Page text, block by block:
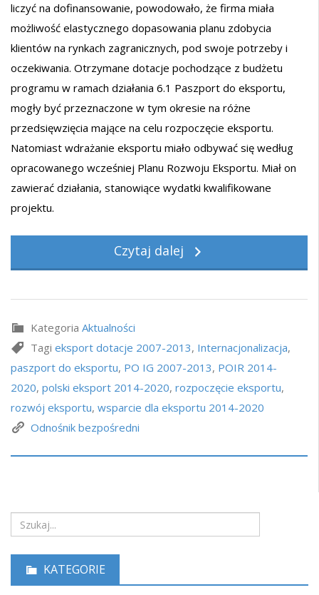
liczyć na dofinansowanie, powodowało, że firma miała
możliwość elastycznego dopasowania planu zdobycia
klientów na rynkach zagranicznych, pod swoje potrzeby i
oczekiwania. Otrzymane dotacje pochodzące z budżetu
programu w ramach działania 6.1 Paszport do eksportu,
mogły być przeznaczone w tym okresie na różne
przedsięwzięcia mające na celu rozpoczęcie eksportu.
Natomiast wdrażanie eksportu miało odbywać się według
opracowanego wcześniej Planu Rozwoju Eksportu. Miał on
zawierać działania, stanowiące wydatki kwalifikowane
projektu.
Czytaj dalej
Kategoria Aktualności
Tagi eksport dotacje 2007-2013, Internacjonalizacja,
paszport do eksportu, PO IG 2007-2013, POIR 2014-
2020, polski eksport 2014-2020, rozpoczęcie eksportu,
rozwój eksportu, wsparcie dla eksportu 2014-2020
Odnośnik bezpośredni
KATEGORIE